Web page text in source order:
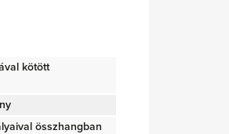
kötött
összhangban